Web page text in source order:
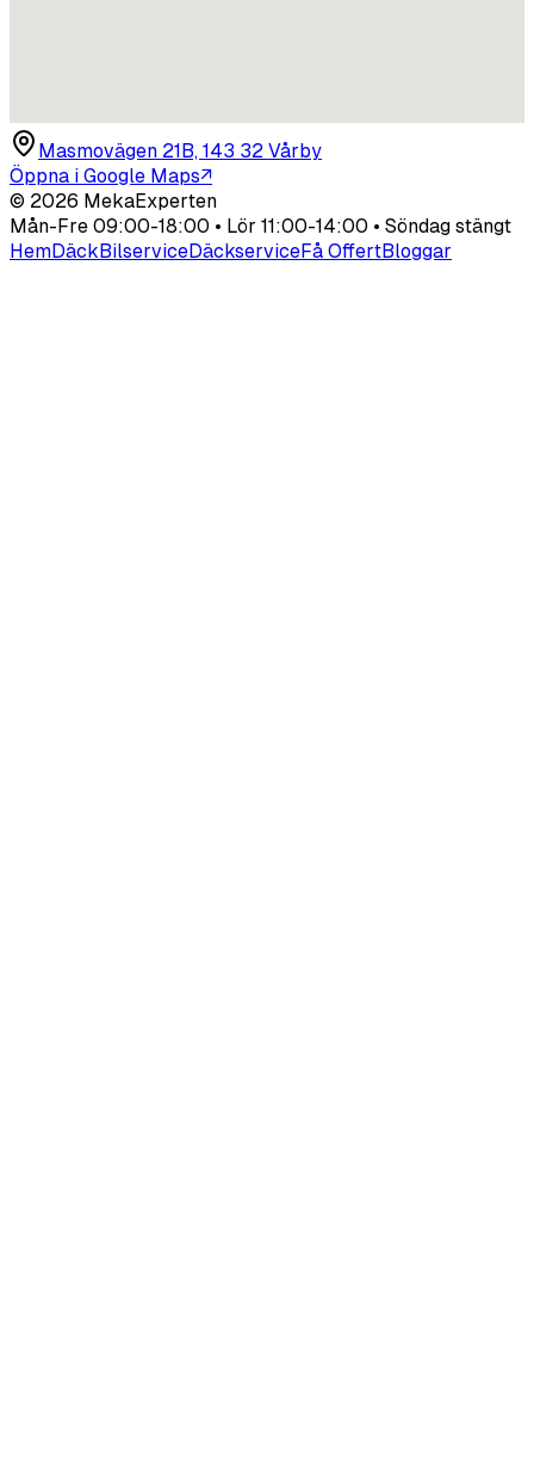
Masmovägen 21B, 143 32 Vårby
Öppna i Google Maps↗
© 2026 MekaExperten
Mån-Fre 09:00-18:00 • Lör 11:00-14:00 • Söndag stängt
HemDäck BilserviceDäckserviceFå OffertBloggar